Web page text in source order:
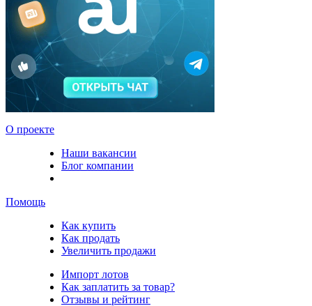
О проекте
Наши вакансии
Блог компании
Помощь
Как купить
Как продать
Увеличить продажи
Импорт лотов
Как заплатить за товар?
Отзывы и рейтинг